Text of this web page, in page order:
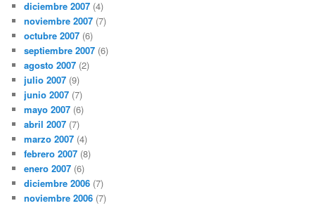
diciembre 2007 (4)
noviembre 2007 (7)
octubre 2007 (6)
septiembre 2007 (6)
agosto 2007 (2)
julio 2007 (9)
junio 2007 (7)
mayo 2007 (6)
abril 2007 (7)
marzo 2007 (4)
febrero 2007 (8)
enero 2007 (6)
diciembre 2006 (7)
noviembre 2006 (7)